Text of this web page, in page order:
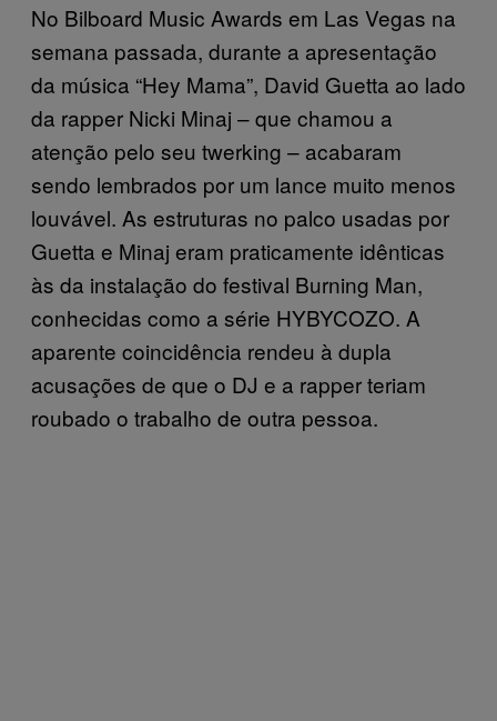
No Bilboard Music Awards em Las Vegas na
semana passada, durante a apresentação
da música “Hey Mama”, David Guetta ao lado
da rapper Nicki Minaj – que chamou a
atenção pelo seu twerking – acabaram
sendo lembrados por um lance muito menos
louvável. As estruturas no palco usadas por
Guetta e Minaj eram praticamente idênticas
às da instalação do festival Burning Man,
conhecidas como a série HYBYCOZO. A
aparente coincidência rendeu à dupla
acusações de que o DJ e a rapper teriam
roubado o trabalho de outra pessoa.